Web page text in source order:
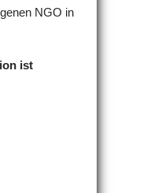
NGO in
ist